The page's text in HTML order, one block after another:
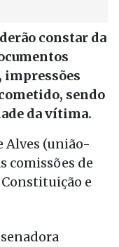
constar da
impressões
sendo
da vítima.
Alves (união-
comissões de
e